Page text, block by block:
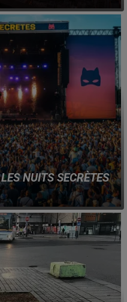
le titre est
Ejae et le ténor
NUITS SECRÈTES
du 10 au 12
pour cette édition.